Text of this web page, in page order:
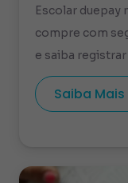
Escolar duepay
compre com
e saiba
Saiba Mais